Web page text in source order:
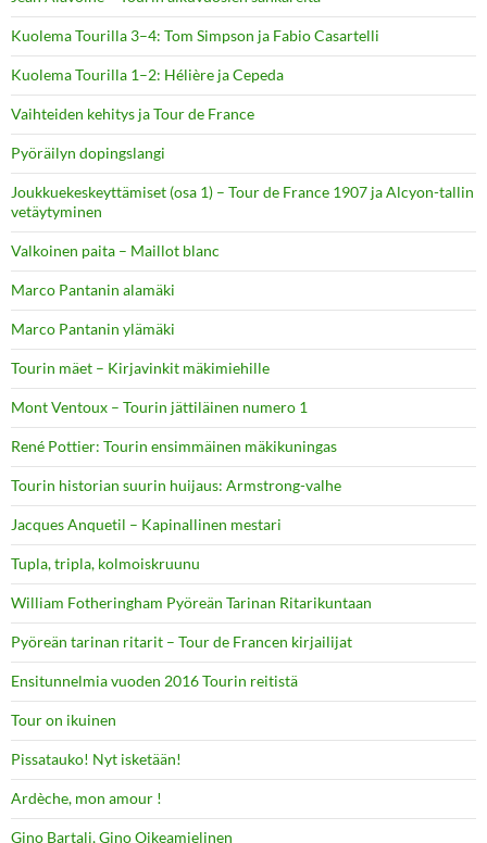
Kuolema Tourilla 3–4: Tom Simpson ja Fabio Casartelli
Kuolema Tourilla 1–2: Hélière ja Cepeda
Vaihteiden kehitys ja Tour de France
Pyöräilyn dopingslangi
Joukkuekeskeyttämiset (osa 1) – Tour de France 1907 ja Alcyon-tallin
vetäytyminen
Valkoinen paita – Maillot blanc
Marco Pantanin alamäki
Marco Pantanin ylämäki
Tourin mäet – Kirjavinkit mäkimiehille
Mont Ventoux – Tourin jättiläinen numero 1
René Pottier: Tourin ensimmäinen mäkikuningas
Tourin historian suurin huijaus: Armstrong-valhe
Jacques Anquetil – Kapinallinen mestari
Tupla, tripla, kolmoiskruunu
William Fotheringham Pyöreän Tarinan Ritarikuntaan
Pyöreän tarinan ritarit – Tour de Francen kirjailijat
Ensitunnelmia vuoden 2016 Tourin reitistä
Tour on ikuinen
Pissatauko! Nyt isketään!
Ardèche, mon amour !
Gino Bartali, Gino Oikeamielinen